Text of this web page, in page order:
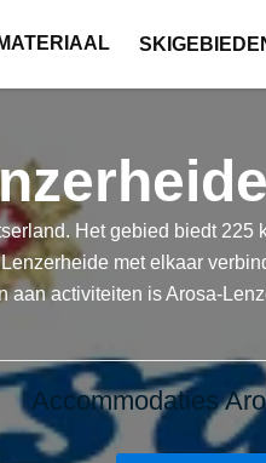
Het gebied biedt 225
met elkaar
activiteiten is Arosa-
Accommodaties